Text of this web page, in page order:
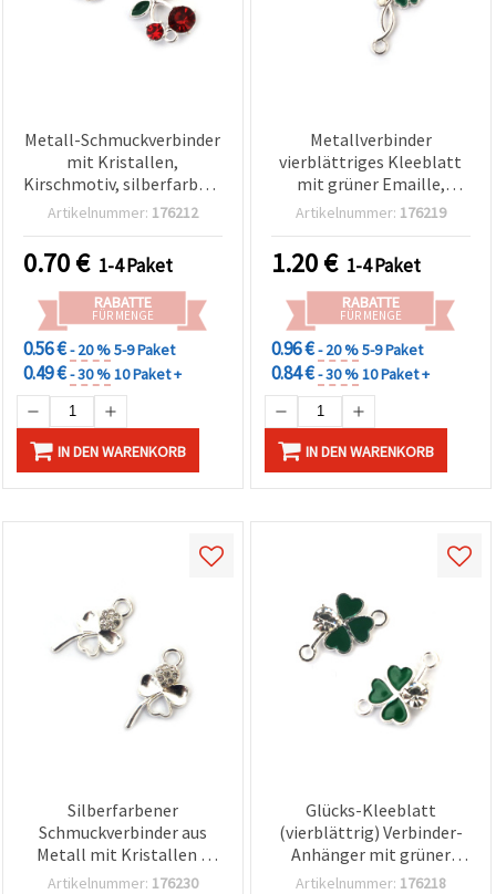
Metall-Schmuckverbinder
mit Kristallen,
Kirschmotiv, silberfarben,
15x17x6 mm, Loch: 2 mm,
Artikelnummer: 176212
0.70€ 1-4 Paket
RABATTE
FÜR MENGE
0.56 €- 20 %5-9 Paket
0.49 €- 30 %10 Paket +
IN DEN WARENKORB
Metallverbinder
vierblättriges Kleeblatt
mit grüner Emaille,
silberfarben, 23 x 9 x 2
mm, 5 Stück, für
Schmuckherstellung und
Basteln
Artikelnummer: 176219
1.20€ 1-4 Paket
RABATTE
FÜR MENGE
0.96 €- 20 %5-9 Paket
0.84 €- 30 %10 Paket +
IN DEN WARENKORB
Silberfarbener
Schmuckverbinder aus
Metall mit Kristallen –
Kleeblatt, 21 x 11,5 x 2,5
Artikelnummer: 176230
Glücks-Kleeblatt
(vierblättrig) Verbinder-
Anhänger mit grüner
Emaille und Strass –
Artikelnummer: 176218